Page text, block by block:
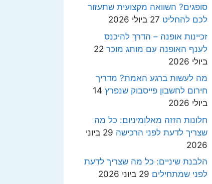
סופגים? השוואה מקצועית שתעזור
לכם להחליט 27 ביולי 2026
זכיינות אופנה – הדרך להיכנס
לענף האופנה עם מותג מוכר 22
ביולי 2026
מה לעשות ברגע האמת? מדריך
חירום לחשבון פייסבוק שנפרץ 14
ביולי 2026
חלונות הזזה מאלומיניום: כל מה
שצריך לדעת לפני הרכישה
29 ביוני
2026
הלבנת שיניים: כל מה שצריך לדעת
לפני שמתחילים 29 ביוני 2026